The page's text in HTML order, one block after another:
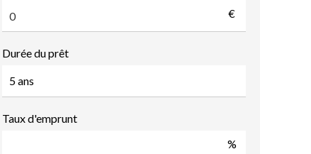
€
Durée du prêt
Taux d'emprunt
%